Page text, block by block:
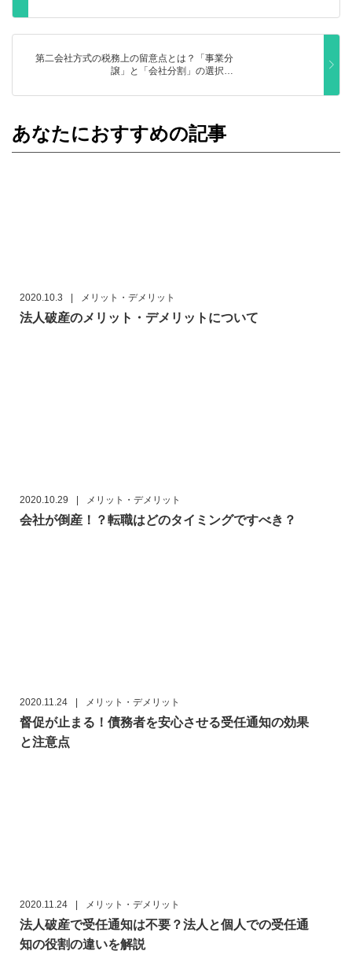
第二会社方式の税務上の留意点とは？「事業分
譲」と「会社分割」の選択…
あなたにおすすめの記事
2020.10.3 | メリット・デメリット
法人破産のメリット・デメリットについて
2020.10.29 | メリット・デメリット
会社が倒産！？転職はどのタイミングですべき？
2020.11.24 | メリット・デメリット
督促が止まる！債務者を安心させる受任通知の効果
と注意点
2020.11.24 | メリット・デメリット
法人破産で受任通知は不要？法人と個人での受任通
知の役割の違いを解説